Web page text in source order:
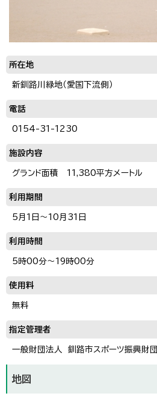
所在地
新釧路川緑地（愛国下流側）
電話
0154-31-1230
施設内容
グランド面積 11,380平方メートル
利用期間
5月1日～10月31日
利用時間
5時00分～19時00分
使用料
無料
指定管理者
一般財団法人 釧路市スポーツ振興財団
地図